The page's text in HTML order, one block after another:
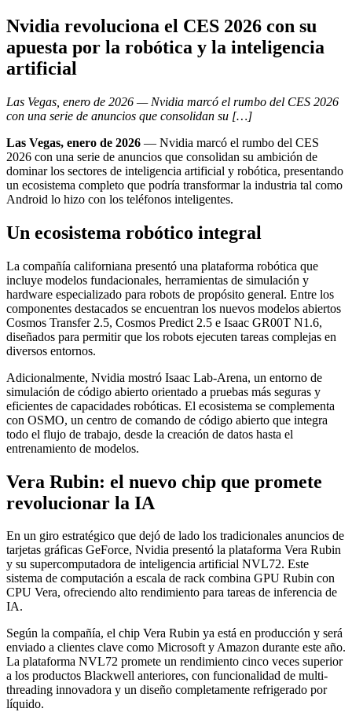
Nvidia revoluciona el CES 2026 con su
apuesta por la robótica y la inteligencia
artificial
Las Vegas, enero de 2026 — Nvidia marcó el rumbo del CES 2026
con una serie de anuncios que consolidan su […]
Las Vegas, enero de 2026 — Nvidia marcó el rumbo del CES
2026 con una serie de anuncios que consolidan su ambición de
dominar los sectores de inteligencia artificial y robótica, presentando
un ecosistema completo que podría transformar la industria tal como
Android lo hizo con los teléfonos inteligentes.
Un ecosistema robótico integral
La compañía californiana presentó una plataforma robótica que
incluye modelos fundacionales, herramientas de simulación y
hardware especializado para robots de propósito general. Entre los
componentes destacados se encuentran los nuevos modelos abiertos
Cosmos Transfer 2.5, Cosmos Predict 2.5 e Isaac GR00T N1.6,
diseñados para permitir que los robots ejecuten tareas complejas en
diversos entornos.
Adicionalmente, Nvidia mostró Isaac Lab-Arena, un entorno de
simulación de código abierto orientado a pruebas más seguras y
eficientes de capacidades robóticas. El ecosistema se complementa
con OSMO, un centro de comando de código abierto que integra
todo el flujo de trabajo, desde la creación de datos hasta el
entrenamiento de modelos.
Vera Rubin: el nuevo chip que promete
revolucionar la IA
En un giro estratégico que dejó de lado los tradicionales anuncios de
tarjetas gráficas GeForce, Nvidia presentó la plataforma Vera Rubin
y su supercomputadora de inteligencia artificial NVL72. Este
sistema de computación a escala de rack combina GPU Rubin con
CPU Vera, ofreciendo alto rendimiento para tareas de inferencia de
IA.
Según la compañía, el chip Vera Rubin ya está en producción y será
enviado a clientes clave como Microsoft y Amazon durante este año.
La plataforma NVL72 promete un rendimiento cinco veces superior
a los productos Blackwell anteriores, con funcionalidad de multi-
threading innovadora y un diseño completamente refrigerado por
líquido.